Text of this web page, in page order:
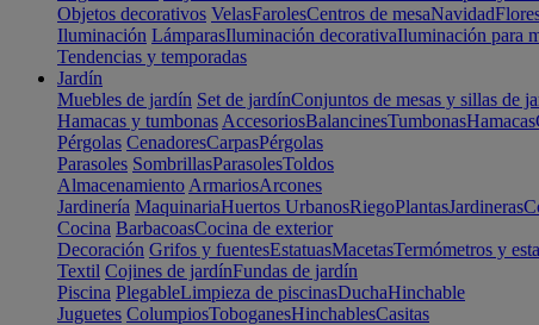
Objetos decorativos VelasFarolesCentros de mesaNavidad
Iluminación LámparasIluminación decorativaIluminación para
Tendencias y temporadas
Jardín
Muebles de jardín Set de jardínConjuntos de mesas y sillas de
Hamacas y tumbonas AccesoriosBalancinesTumbonasHamacas
Pérgolas CenadoresCarpasPérgolas
Parasoles SombrillasParasolesToldos
Almacenamiento ArmariosArcones
Jardinería MaquinariaHuertos UrbanosRiegoPlantasJardineras
Cocina BarbacoasCocina de exterior
Decoración Grifos y fuentesEstatuasMacetasTermómetros y
Textil Cojines de jardínFundas de jardín
Piscina PlegableLimpieza de piscinasDuchaHinchable
Juguetes ColumpiosToboganesHinchablesCasitas